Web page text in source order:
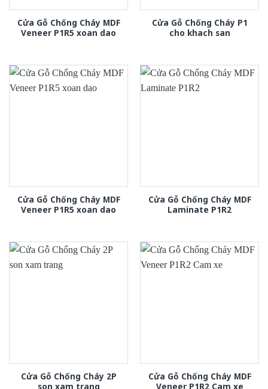
Cửa Gỗ Chống Cháy MDF
Veneer P1R5 xoan dao
Cửa Gỗ Chống Cháy P1
cho khach san
Cửa Gỗ Chống Cháy MDF
Veneer P1R5 xoan dao
Cửa Gỗ Chống Cháy MDF
Laminate P1R2
Cửa Gỗ Chống Cháy 2P
son xam trang
Cửa Gỗ Chống Cháy MDF
Veneer P1R2 Cam xe